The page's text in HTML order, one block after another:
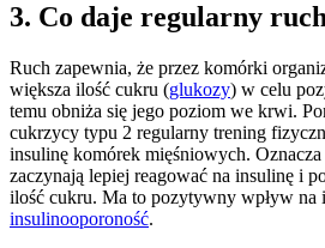
3. Co daje regularny
Ruch zapewnia, że przez komórki
większa ilość cukru (glukozy) w celu
temu obniża się jego poziom we krwi.
cukrzycy typu 2 regularny trening
insulinę komórek mięśniowych.
zaczynają lepiej reagować na insulinę i
ilość cukru. Ma to pozytywny wpływ na
insulinooporoność.